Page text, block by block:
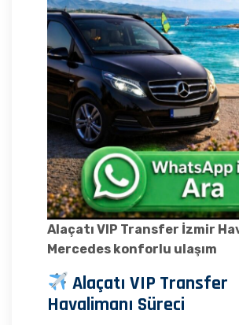
Alaçatı VIP Transfer İzmir
Mercedes konforlu ulaşım
Alaçatı VIP Transfer
Havalimanı Süreci